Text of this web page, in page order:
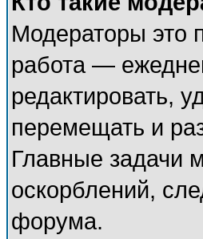
Модераторы это
работа —
редактировать,
перемещать и
Главные задачи
оскорблений,
форума.